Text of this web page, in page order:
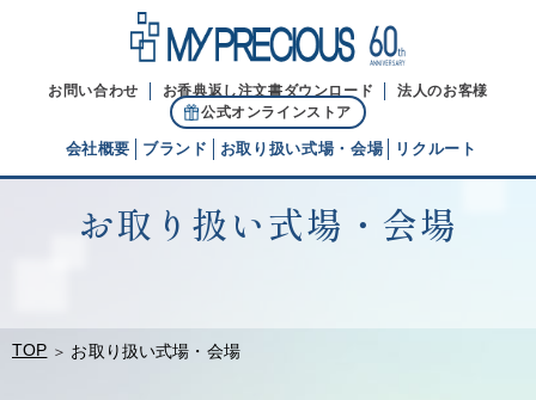
お問い合わせ お香典返し注文書ダウンロード
法人のお客様
公式オンラインストア
会社概要
代表ご挨拶
ブランド お取り扱い式場・会場 リクルート
お取り扱い式場・会場
TOP お取り扱い式場・会場